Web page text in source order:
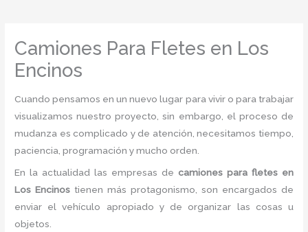
Camiones Para Fletes en Los
Encinos
Cuando pensamos en un nuevo lugar para vivir o para trabajar
visualizamos nuestro proyecto, sin embargo, el proceso de
mudanza es complicado y de atención, necesitamos tiempo,
paciencia, programación y mucho orden.
En la actualidad las empresas de camiones para fletes en
Los Encinos tienen más protagonismo, son encargados de
enviar el vehículo apropiado y de organizar las cosas u
objetos.